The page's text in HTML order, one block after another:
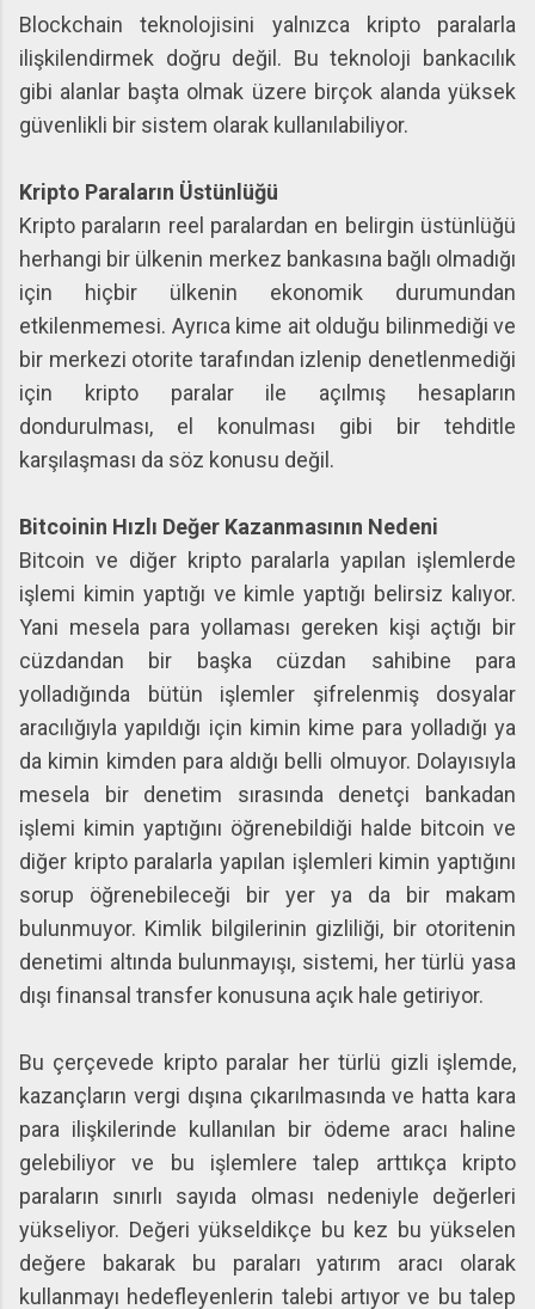
Blockchain teknolojisini yalnızca kripto paralarla
ilişkilendirmek doğru değil. Bu teknoloji bankacılık
gibi alanlar başta olmak üzere birçok alanda yüksek
güvenlikli bir sistem olarak kullanılabiliyor.
Kripto Paraların Üstünlüğü
Kripto paraların reel paralardan en belirgin üstünlüğü
herhangi bir ülkenin merkez bankasına bağlı olmadığı
için hiçbir ülkenin ekonomik durumundan
etkilenmemesi. Ayrıca kime ait olduğu bilinmediği ve
bir merkezi otorite tarafından izlenip denetlenmediği
için kripto paralar ile açılmış hesapların
dondurulması, el konulması gibi bir tehditle
karşılaşması da söz konusu değil.
Bitcoinin Hızlı Değer Kazanmasının Nedeni
Bitcoin ve diğer kripto paralarla yapılan işlemlerde
işlemi kimin yaptığı ve kimle yaptığı belirsiz kalıyor.
Yani mesela para yollaması gereken kişi açtığı bir
cüzdandan bir başka cüzdan sahibine para
yolladığında bütün işlemler şifrelenmiş dosyalar
aracılığıyla yapıldığı için kimin kime para yolladığı ya
da kimin kimden para aldığı belli olmuyor. Dolayısıyla
mesela bir denetim sırasında denetçi bankadan
işlemi kimin yaptığını öğrenebildiği halde bitcoin ve
diğer kripto paralarla yapılan işlemleri kimin yaptığını
sorup öğrenebileceği bir yer ya da bir makam
bulunmuyor. Kimlik bilgilerinin gizliliği, bir otoritenin
denetimi altında bulunmayışı, sistemi, her türlü yasa
dışı finansal transfer konusuna açık hale getiriyor.
Bu çerçevede kripto paralar her türlü gizli işlemde,
kazançların vergi dışına çıkarılmasında ve hatta kara
para ilişkilerinde kullanılan bir ödeme aracı haline
gelebiliyor ve bu işlemlere talep arttıkça kripto
paraların sınırlı sayıda olması nedeniyle değerleri
yükseliyor. Değeri yükseldikçe bu kez bu yükselen
değere bakarak bu paraları yatırım aracı olarak
kullanmayı hedefleyenlerin talebi artıyor ve bu talep